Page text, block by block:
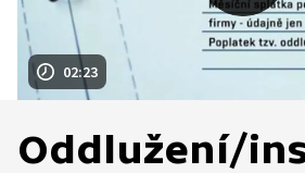
02:23
Oddlužení/